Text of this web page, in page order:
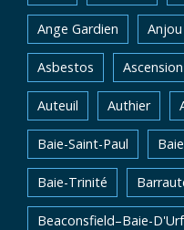
Ange Gardien Anjou
Asbestos Ascension
Auteuil Authier
Baie-Saint-Paul
Baie-Trinité
Beaconsfield–Baie-